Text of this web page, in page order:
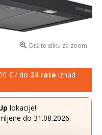
Držite sliku za zoom
€ / do 24 rate iznad
lokacije!
do 31.08.2026.